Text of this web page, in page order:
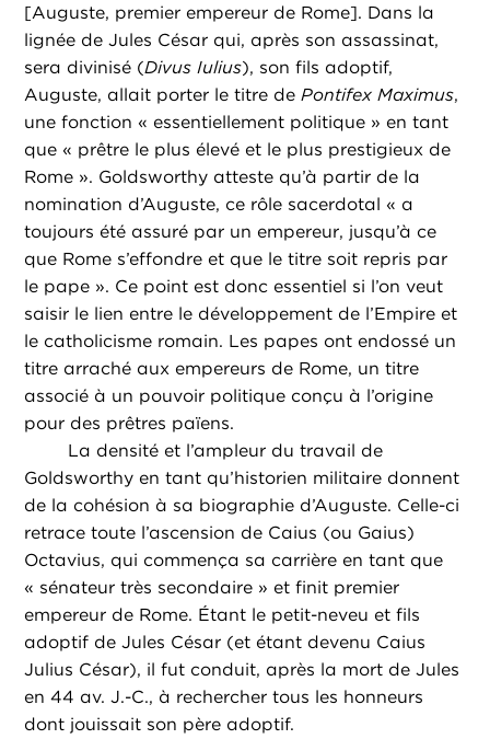
[Auguste, premier empereur de Rome]. Dans la
lignée de Jules César qui, après son assassinat,
sera divinisé (Divus Iulius), son fils adoptif,
Auguste, allait porter le titre dePontifex Maximus,
une fonction « essentiellement politique » en tant
que « prêtre le plus élevé et le plus prestigieux de
Rome ». Goldsworthy atteste qu’à partir de la
nomination d’Auguste, ce rôle sacerdotal « a
toujours été assuré par un empereur, jusqu’à ce
que Rome s’effondre et que le titre soit repris par
le pape ». Ce point est donc essentiel si l’on veut
saisir le lien entre le développement de l’Empire et
le catholicisme romain. Les papes ont endossé un
titre arraché aux empereurs de Rome, un titre
associé à un pouvoir politique conçu à l’origine
pour des prêtres païens.
La densité et l’ampleur du travail de
Goldsworthy en tant qu’historien militaire donnent
de la cohésion à sa biographie d’Auguste. Celle-ci
retrace toute l’ascension de Caius (ou Gaius)
Octavius, qui commença sa carrière en tant que
« sénateur très secondaire » et finit premier
empereur de Rome. Étant le petit-neveu et fils
adoptif de Jules César (et étant devenu Caius
Julius César), il fut conduit, après la mort de Jules
en 44 av. J.-C., à rechercher tous les honneurs
dont jouissait son père adoptif.